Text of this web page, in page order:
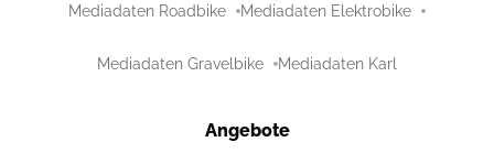
Mediadaten Roadbike Mediadaten Elektrobike
Mediadaten Gravelbike Mediadaten Karl
Angebote